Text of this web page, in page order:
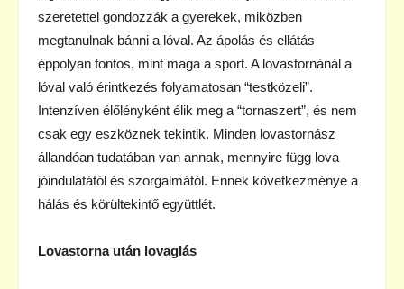
szeretettel gondozzák a gyerekek, miközben
megtanulnak bánni a lóval. Az ápolás és ellátás
éppolyan fontos, mint maga a sport. A lovastornánál a
lóval való érintkezés folyamatosan “testközeli”.
Intenzíven élőlényként élik meg a “tornaszert”, és nem
csak egy eszköznek tekintik. Minden lovastornász
állandóan tudatában van annak, mennyire függ lova
jóindulatától és szorgalmától. Ennek következménye a
hálás és körültekintő együttlét.
Lovastorna után lovaglás